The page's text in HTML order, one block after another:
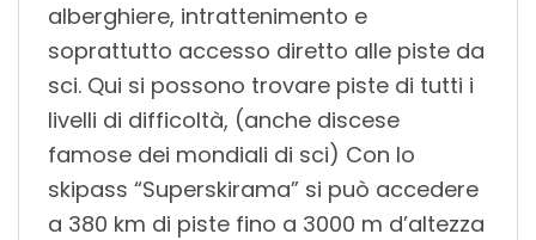
alberghiere, intrattenimento e
soprattutto accesso diretto alle piste da
sci. Qui si possono trovare piste di tutti i
livelli di difficoltà, (anche discese
famose dei mondiali di sci) Con lo
skipass “Superskirama” si può accedere
a 380 km di piste fino a 3000 m d’altezza